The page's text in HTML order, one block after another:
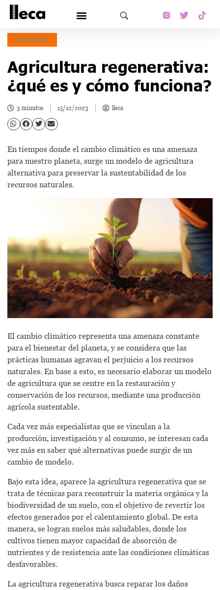
BUENARDO
Agricultura regenerativa:
¿qué es y cómo funciona?
3 minutos 15/12/2023 lleca
En tiempos donde el cambio climático es una amenaza
para nuestro planeta, surge un modelo de agricultura
alternativa para preservar la sustentabilidad de los
recursos naturales.
El cambio climático representa una amenaza constante
para el bienestar del planeta, y se considera que las
prácticas humanas agravan el perjuicio a los recursos
naturales. En base a esto, es necesario elaborar un modelo
de agricultura que se centre en la restauración y
conservación de los recursos, mediante una producción
agrícola sustentable.
Cada vez más especialistas que se vinculan a la
producción, investigación y al consumo, se interesan cada
vez más en saber qué alternativas puede surgir de un
cambio de modelo.
Bajo esta idea, aparece la agricultura regenerativa que se
trata de técnicas para reconstruir la materia orgánica y la
biodiversidad de un suelo, con el objetivo de revertir los
efectos generados por el calentamiento global. De esta
manera, se logran suelos más saludables, donde los
cultivos tienen mayor capacidad de absorción de
nutrientes y de resistencia ante las condiciones climáticas
desfavorables.
La agricultura regenerativa busca reparar los daños